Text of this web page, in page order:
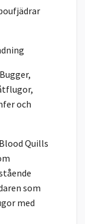
och
Quills
som
med